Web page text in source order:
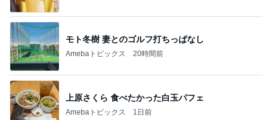
モト冬樹 妻とのゴルフ打ちっぱなし
Amebaトピックス 20時間前
上原さくら 食べたかった白玉パフェ
Amebaトピックス 1日前